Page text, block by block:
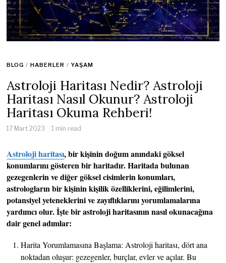
BLOG / HABERLER / YAŞAM
Astroloji Haritası Nedir? Astroloji
Haritası Nasıl Okunur? Astroloji
Haritası Okuma Rehberi!
17 Mart 2023 1 min read
Astroloji haritası, bir kişinin doğum anındaki göksel
konumlarını gösteren bir haritadır. Haritada bulunan
gezegenlerin ve diğer göksel cisimlerin konumları,
astrologların bir kişinin kişilik özelliklerini, eğilimlerini,
potansiyel yeteneklerini ve zayıflıklarını yorumlamalarına
yardımcı olur. İşte bir astroloji haritasının nasıl okunacağına
dair genel adımlar:
Harita Yorumlamasına Başlama: Astroloji haritası, dört ana
noktadan oluşur: gezegenler, burçlar, evler ve açılar. Bu